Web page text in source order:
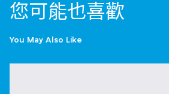
您可能也喜歡
You May Also Like